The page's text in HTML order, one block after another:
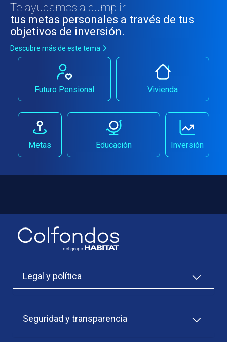
Te ayudamos a cumplir
tus metas personales a través de tus
objetivos de inversión.
Descubre más de este tema
Futuro Pensional Vivienda
Metas Educación Inversión
Legal y política
Código de conducta del proveedor
Seguridad y transparencia